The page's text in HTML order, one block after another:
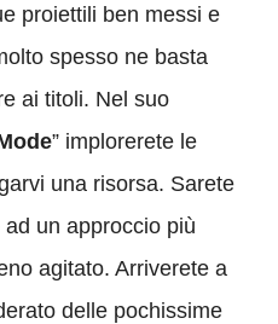
proiettili ben messi e
spesso ne basta
ai titoli. Nel suo
” implorerete le
una risorsa. Sarete
un approccio più
agitato. Arriverete a
delle pochissime